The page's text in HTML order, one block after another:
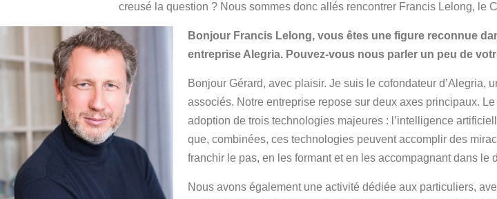
creusé la question ? Nous sommes donc allés rencontrer Francis Lelong, le
Bonjour Francis Lelong, vous êtes une figure reconnue
entreprise Alegria. Pouvez-vous nous parler un peu de
Bonjour Gérard, avec plaisir. Je suis le cofondateur d’Alegria,
associés. Notre entreprise repose sur deux axes principaux.
adoption de trois technologies majeures : l’intelligence
que, combinées, ces technologies peuvent accomplir des
franchir le pas, en les formant et en les accompagnant dans le
Nous avons également une activité dédiée aux particuliers,